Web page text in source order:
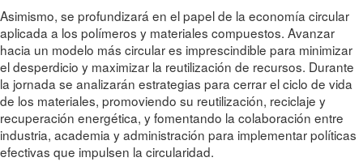
Asimismo, se profundizará en el papel de la economía circular
aplicada a los polímeros y materiales compuestos. Avanzar
hacia un modelo más circular es imprescindible para minimizar
el desperdicio y maximizar la reutilización de recursos. Durante
la jornada se analizarán estrategias para cerrar el ciclo de vida
de los materiales, promoviendo su reutilización, reciclaje y
recuperación energética, y fomentando la colaboración entre
industria, academia y administración para implementar políticas
efectivas que impulsen la circularidad.